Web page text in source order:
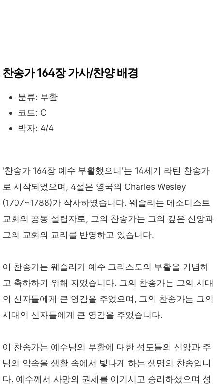
찬송가 164장 가사/찬양 배경
분류: 부활
코드: C
박자: 4/4
'찬송가 164장 예수 부활했으니'는 14세기 라틴 찬송가
로 시작되었으며, 4절은 영국의 Charles Wesley
(1707~1788)가 작사하였습니다. 웨슬리는 메소디스트
교회의 공동 설립자로, 그의 찬송가는 그의 깊은 신앙과
그의 교회의 교리를 반영하고 있습니다.
이 찬송가는 웨슬리가 예수 그리스도의 부활을 기념하
고 축하하기 위해 지었습니다. 그의 찬송가는 그의 시대
의 신자들에게 큰 영감을 주었으며, 그의 찬송가는 그의
시대의 신자들에게 큰 영감을 주었습니다.
이 찬송가는 예수님의 부활에 대한 성도들의 신앙과 주
님의 약속을 생활 속에서 빛나게 하는 생명의 찬송입니
다. 예수께서 사망의 권세를 이기시고 승리하셨으며 성